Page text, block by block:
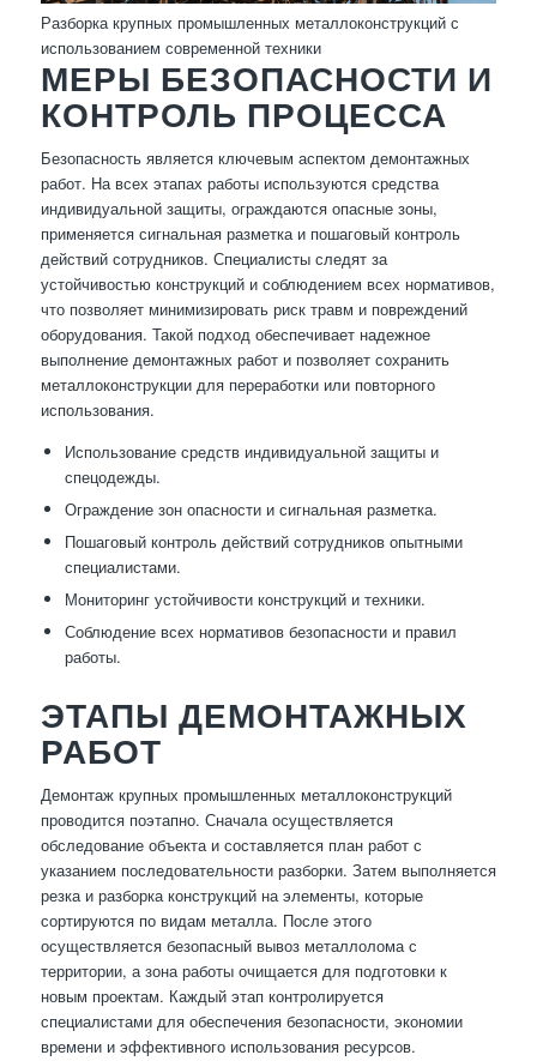
Разборка крупных промышленных металлоконструкций с
использованием современной техники
МЕРЫ БЕЗОПАСНОСТИ И
КОНТРОЛЬ ПРОЦЕССА
Безопасность является ключевым аспектом демонтажных
работ. На всех этапах работы используются средства
индивидуальной защиты, ограждаются опасные зоны,
применяется сигнальная разметка и пошаговый контроль
действий сотрудников. Специалисты следят за
устойчивостью конструкций и соблюдением всех нормативов,
что позволяет минимизировать риск травм и повреждений
оборудования. Такой подход обеспечивает надежное
выполнение демонтажных работ и позволяет сохранить
металлоконструкции для переработки или повторного
использования.
Использование средств индивидуальной защиты и
спецодежды.
Ограждение зон опасности и сигнальная разметка.
Пошаговый контроль действий сотрудников опытными
специалистами.
Мониторинг устойчивости конструкций и техники.
Соблюдение всех нормативов безопасности и правил
работы.
ЭТАПЫ ДЕМОНТАЖНЫХ
РАБОТ
Демонтаж крупных промышленных металлоконструкций
проводится поэтапно. Сначала осуществляется
обследование объекта и составляется план работ с
указанием последовательности разборки. Затем выполняется
резка и разборка конструкций на элементы, которые
сортируются по видам металла. После этого
осуществляется безопасный вывоз металлолома с
территории, а зона работы очищается для подготовки к
новым проектам. Каждый этап контролируется
специалистами для обеспечения безопасности, экономии
времени и эффективного использования ресурсов.